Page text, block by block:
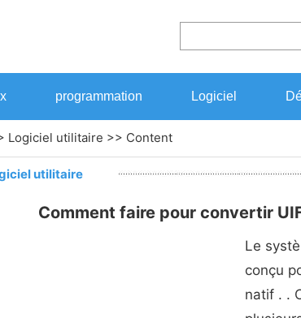
programmation Logiciel
Logiciel utilitaire >> Content
utilitaire
Comment faire pour convertir
Le
conçu
natif . .